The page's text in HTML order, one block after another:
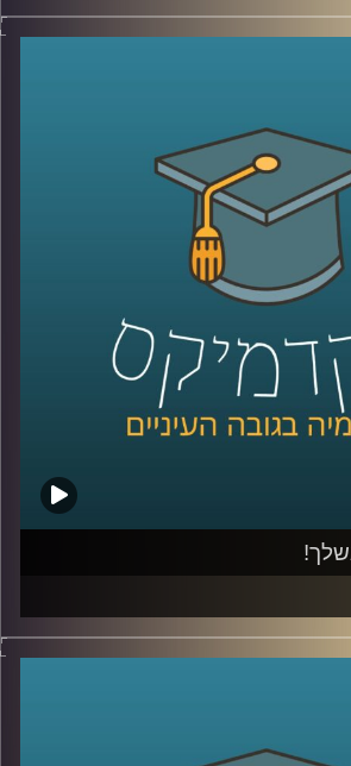
סגן דיקן ביה"ס למנהל
עושים איתו האחרים. מה
לשינויים טכנולוגיים? אולי
שאנחנו מתקדמים. שיחת
הפעלתנית והאופטימית
לטר, דיקן ומייסד
הדוקטורט פרסם מאמרים